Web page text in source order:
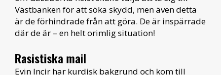
Västbanken för att söka skydd, men även detta
är de förhindrade från att göra. De är inspärrade
där de är – en helt orimlig situation!
Rasistiska mail
Evin Incir har kurdisk bakgrund och kom till